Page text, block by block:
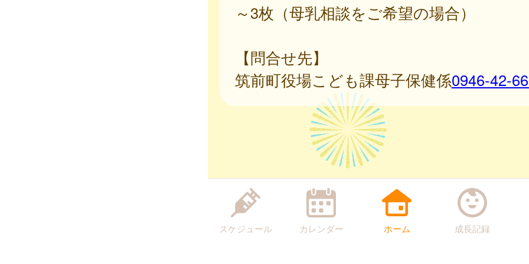
～3枚（母乳相談をご希望の場合）
【問合せ先】
筑前町役場こども課母子保健係0946-42-
スケジュール カレンダー ホーム 成長記録